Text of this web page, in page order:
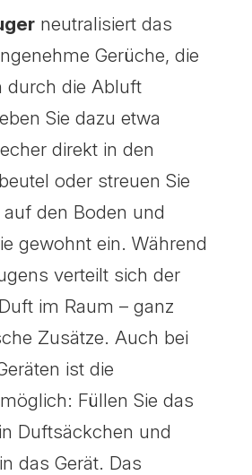
neutralisiert das
Gerüche, die
durch die Abluft
Sie dazu etwa
direkt in den
oder streuen Sie
den Boden und
gewohnt ein. Während
verteilt sich der
im Raum – ganz
Zusätze. Auch bei
ist die
Füllen Sie das
Duftsäckchen und
das Gerät. Das